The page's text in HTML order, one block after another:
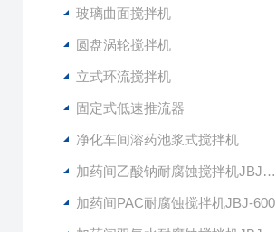
玻璃曲面搅拌机
圆盘涡轮搅拌机
立式环流搅拌机
固定式低速推流器
净化车间溶药池浆式搅拌机
加药间乙酸钠耐腐蚀搅拌机JBJ-400
加药间PAC耐腐蚀搅拌机JBJ-600